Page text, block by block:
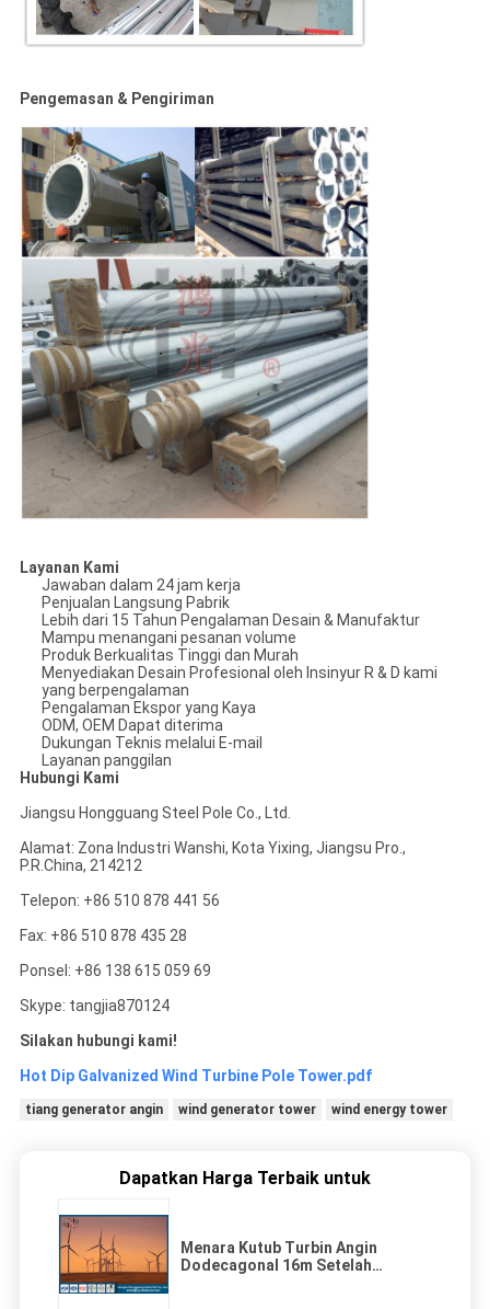
Pengemasan & Pengiriman
Layanan Kami
Jawaban dalam 24 jam kerja
Penjualan Langsung Pabrik
Lebih dari 15 Tahun Pengalaman Desain & Manufaktur
Mampu menangani pesanan volume
Produk Berkualitas Tinggi dan Murah
Menyediakan Desain Profesional oleh Insinyur R & D kami
yang berpengalaman
Pengalaman Ekspor yang Kaya
ODM, OEM Dapat diterima
Dukungan Teknis melalui E-mail
Layanan panggilan
Hubungi Kami
Jiangsu Hongguang Steel Pole Co., Ltd.
Alamat: Zona Industri Wanshi, Kota Yixing, Jiangsu Pro.,
P.R.China, 214212
Telepon: +86 510 878 441 56
Fax: +86 510 878 435 28
Ponsel: +86 138 615 059 69
Skype: tangjia870124
Silakan hubungi kami!
Hot Dip Galvanized Wind Turbine Pole Tower.pdf
tiang generator angin wind generator tower wind energy tower
Dapatkan Harga Terbaik untuk
Menara Kutub Turbin Angin
Dodecagonal 16m Setelah